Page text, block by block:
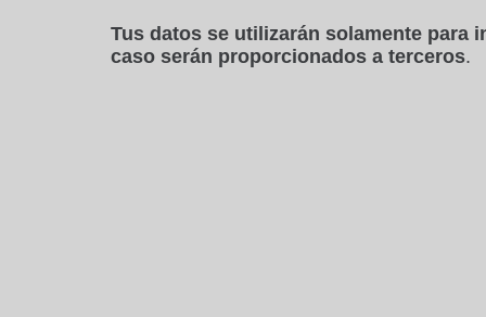
Tus datos se utilizarán solamente para
caso serán proporcionados a terceros.